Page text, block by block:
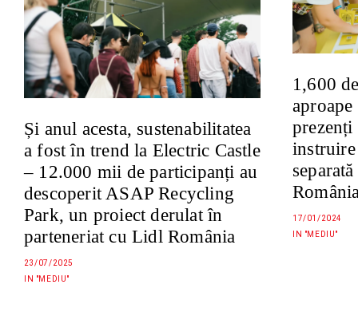
Și anul acesta, sustenabilitatea
a fost în trend la Electric Castle
– 12.000 mii de participanți au
descoperit ASAP Recycling
Park, un proiect derulat în
parteneriat cu Lidl România
23/07/2025
IN "MEDIU"
1,600
instruire
17/01/2024
IN "MEDIU"